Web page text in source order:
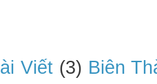
Viết (3) Biên